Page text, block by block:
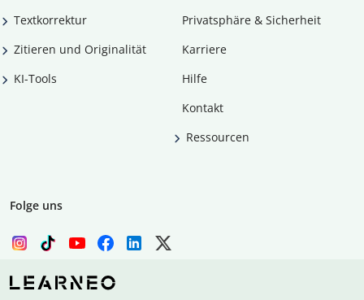
Textkorrektur
Zitieren und Originalität
KI-Tools
Privatsphäre & Sicherheit
Karriere
Hilfe
Kontakt
Ressourcen
Folge uns